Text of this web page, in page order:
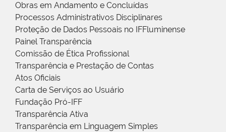
Obras em Andamento e Concluídas
Processos Administrativos Disciplinares
Proteção de Dados Pessoais no IFFluminense
Painel Transparência
Comissão de Ética Profissional
Transparência e Prestação de Contas
Atos Oficiais
Carta de Serviços ao Usuário
Fundação Pró-IFF
Transparência Ativa
Transparência em Linguagem Simples